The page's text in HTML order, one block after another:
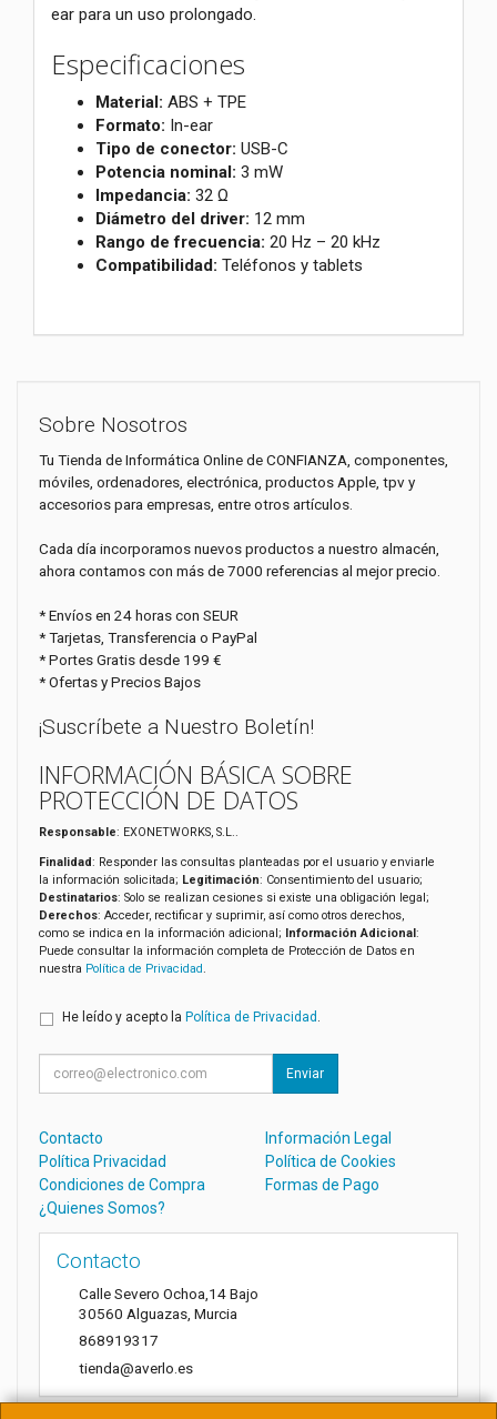
ear para un uso prolongado.
Especificaciones
Material: ABS + TPE
Formato: In-ear
Tipo de conector: USB-C
Potencia nominal: 3 mW
Impedancia: 32 Ω
Diámetro del driver: 12 mm
Rango de frecuencia: 20 Hz – 20 kHz
Compatibilidad: Teléfonos y tablets
Sobre Nosotros
Tu Tienda de Informática Online de CONFIANZA, componentes,
móviles, ordenadores, electrónica, productos Apple, tpv y
accesorios para empresas, entre otros artículos.
Cada día incorporamos nuevos productos a nuestro almacén,
ahora contamos con más de 7000 referencias al mejor precio.
* Envíos en 24 horas con SEUR
* Tarjetas, Transferencia o PayPal
* Portes Gratis desde 199 €
* Ofertas y Precios Bajos
¡Suscríbete a Nuestro Boletín!
INFORMACIÓN BÁSICA SOBRE
PROTECCIÓN DE DATOS
Responsable: EXONETWORKS, S.L..
Finalidad: Responder las consultas planteadas por el usuario y enviarle
la información solicitada; Legitimación: Consentimiento del usuario;
Destinatarios: Solo se realizan cesiones si existe una obligación legal;
Derechos: Acceder, rectificar y suprimir, así como otros derechos,
como se indica en la información adicional; Información Adicional:
Puede consultar la información completa de Protección de Datos en
nuestra Política de Privacidad.
He leído y acepto la Política de Privacidad .
Enviar
Contacto
Información Legal
Política Privacidad
Política de Cookies
Condiciones de Compra
Formas de Pago
¿Quienes Somos?
Contacto
Calle Severo Ochoa,14 Bajo
30560 Alguazas Murcia
868919317
tienda@averlo.es